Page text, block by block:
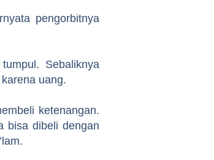
pengorbitnya
Sebaliknya
uang.
ketenangan.
bisa dibeli dengan